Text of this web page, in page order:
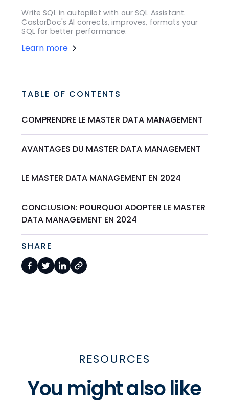
Write SQL in autopilot with our SQL Assistant.
CastorDoc's AI corrects, improves, formats your
SQL for better performance.
Learn more
TABLE OF CONTENTS
COMPRENDRE LE MASTER DATA MANAGEMENT
AVANTAGES DU MASTER DATA MANAGEMENT
LE MASTER DATA MANAGEMENT EN 2024
CONCLUSION: POURQUOI ADOPTER LE MASTER
DATA MANAGEMENT EN 2024
SHARE
RESOURCES
You might also like